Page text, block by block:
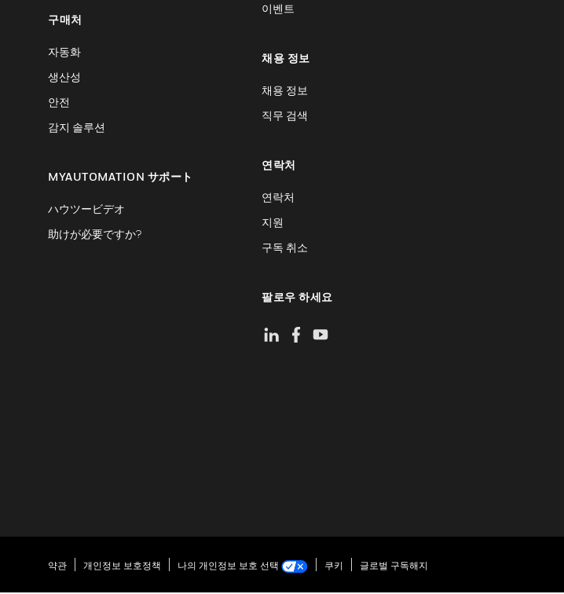
구매처
자동화
생산성
안전
감지 솔루션
MYAUTOMATION サポート
ハウツービデオ
助けが必要ですか?
이벤트
채용 정보
채용 정보
직무 검색
연락처
연락처
지원
구독 취소
팔로우 하세요
약관 개인정보 보호정책 나의 개인정보 보호 선택 쿠키 글로벌 구독해지